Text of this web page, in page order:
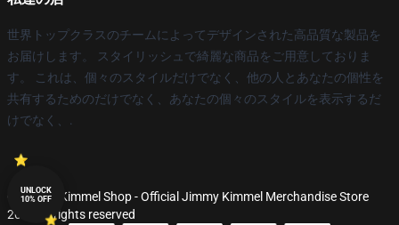
世界トップクラスのチームによってデザインされた高品質な製品を
お届けします。 スタイリッシュで綺麗な商品をご用意しておりま
す。 これは、個々のスタイルだけでなく、他の人とあなたの個性を
共有するためのだけでなく、あなたの個々のスタイルを表示するだ
けでなく、.
© Jimmy Kimmel Shop - Official Jimmy Kimmel Merchandise Store
2026 all rights reserved
UNLOCK
10% OFF